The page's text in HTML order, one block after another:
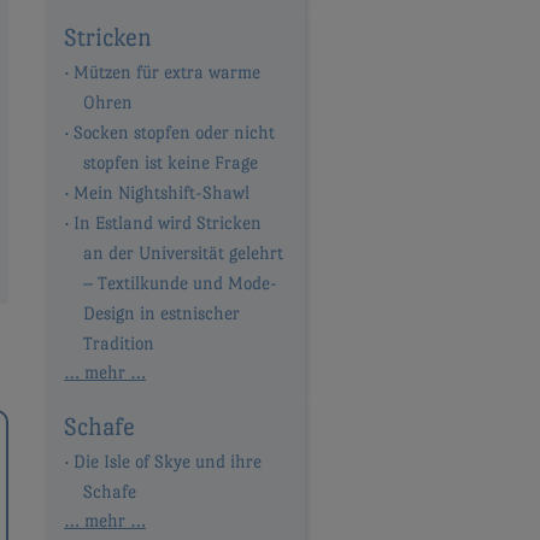
Stricken
Mützen für extra warme
Ohren
Socken stopfen oder nicht
stopfen ist keine Frage
Mein Nightshift-Shawl
In Estland wird Stricken
an der Universität gelehrt
– Textilkunde und Mode-
Design in estnischer
Tradition
… mehr …
Schafe
Die Isle of Skye und ihre
Schafe
… mehr …